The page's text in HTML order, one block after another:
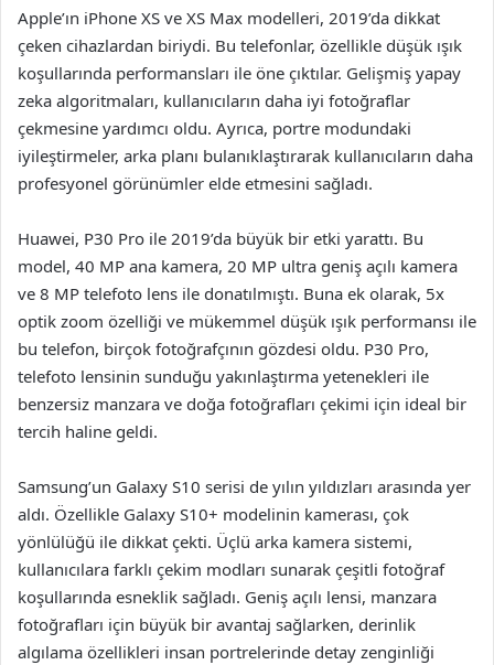
Apple’ın iPhone XS ve XS Max modelleri, 2019’da dikkat
çeken cihazlardan biriydi. Bu telefonlar, özellikle düşük ışık
koşullarında performansları ile öne çıktılar. Gelişmiş yapay
zeka algoritmaları, kullanıcıların daha iyi fotoğraflar
çekmesine yardımcı oldu. Ayrıca, portre modundaki
iyileştirmeler, arka planı bulanıklaştırarak kullanıcıların daha
profesyonel görünümler elde etmesini sağladı.
Huawei, P30 Pro ile 2019’da büyük bir etki yarattı. Bu
model, 40 MP ana kamera, 20 MP ultra geniş açılı kamera
ve 8 MP telefoto lens ile donatılmıştı. Buna ek olarak, 5x
optik zoom özelliği ve mükemmel düşük ışık performansı ile
bu telefon, birçok fotoğrafçının gözdesi oldu. P30 Pro,
telefoto lensinin sunduğu yakınlaştırma yetenekleri ile
benzersiz manzara ve doğa fotoğrafları çekimi için ideal bir
tercih haline geldi.
Samsung’un Galaxy S10 serisi de yılın yıldızları arasında yer
aldı. Özellikle Galaxy S10+ modelinin kamerası, çok
yönlülüğü ile dikkat çekti. Üçlü arka kamera sistemi,
kullanıcılara farklı çekim modları sunarak çeşitli fotoğraf
koşullarında esneklik sağladı. Geniş açılı lensi, manzara
fotoğrafları için büyük bir avantaj sağlarken, derinlik
algılama özellikleri insan portrelerinde detay zenginliği